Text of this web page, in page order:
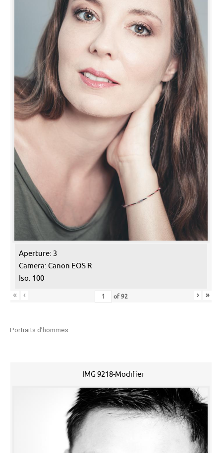
Aperture: 3
Camera: Canon EOS R
Iso: 100
«
‹ of92 › »
Portraits d’hommes
IMG 9218-Modifier